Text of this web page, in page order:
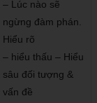
– Lúc nào sẽ
ngừng đàm phán.
Hiểu rõ
– hiểu thấu – Hiểu
sâu đối tượng &
vấn đề